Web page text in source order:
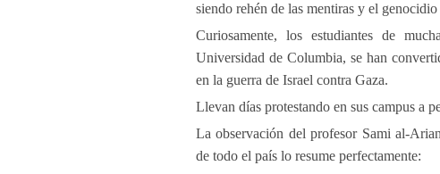
siendo rehén de las mentiras y el
Curiosamente, los estudiantes de
Universidad de Columbia, se han
en la guerra de Israel contra Gaza.
Llevan días protestando en sus campus a
La observación del profesor Sami al-
de todo el país lo resume perfectamente: